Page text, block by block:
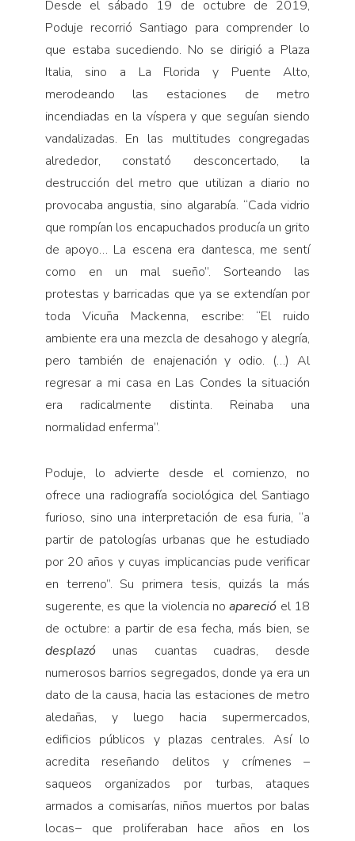
Desde el sábado 19 de octubre de 2019,
Poduje recorrió Santiago para comprender lo
que estaba sucediendo. No se dirigió a Plaza
Italia, sino a La Florida y Puente Alto,
merodeando las estaciones de metro
incendiadas en la víspera y que seguían siendo
vandalizadas. En las multitudes congregadas
alrededor, constató desconcertado, la
destrucción del metro que utilizan a diario no
provocaba angustia, sino algarabía. “Cada vidrio
que rompían los encapuchados producía un grito
de apoyo… La escena era dantesca, me sentí
como en un mal sueño”. Sorteando las
protestas y barricadas que ya se extendían por
toda Vicuña Mackenna, escribe: “El ruido
ambiente era una mezcla de desahogo y alegría,
pero también de enajenación y odio. (…) Al
regresar a mi casa en Las Condes la situación
era radicalmente distinta. Reinaba una
normalidad enferma”.
Poduje, lo advierte desde el comienzo, no
ofrece una radiografía sociológica del Santiago
furioso, sino una interpretación de esa furia, “a
partir de patologías urbanas que he estudiado
por 20 años y cuyas implicancias pude verificar
en terreno”. Su primera tesis, quizás la más
sugerente, es que la violencia noapareció el 18
de octubre: a partir de esa fecha, más bien, se
desplazó unas cuantas cuadras, desde
numerosos barrios segregados, donde ya era un
dato de la causa, hacia las estaciones de metro
aledañas, y luego hacia supermercados,
edificios públicos y plazas centrales. Así lo
acredita reseñando delitos y crímenes –
saqueos organizados por turbas, ataques
armados a comisarías, niños muertos por balas
locas− que proliferaban hace años en los